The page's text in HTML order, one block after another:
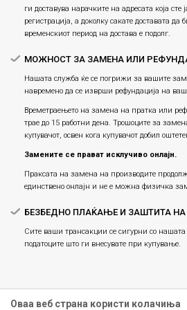
ги доставува нарачките на адресата која сте
регистрација, а доколку сакате доставата да
временскиот период на достава е подолг.
МОЖНОСТ ЗА ЗАМЕНА ИЛИ
Нашата служба ќе се погрижи за вашите
навремено да се изврши рефундација на
Времетраењето на замена на пратка или
трае до 15 работни дена. Трошоците за
купувачот, освен кога купувачот добил
Замените се прават исклучиво онлајн.
Праксата на замена на производите
единствено онлајн и не е можна физичка
БЕЗБЕДНО ПЛАЌАЊЕ И ЗАШТИТА
Сите ваши трансакции се сигурни со
податоците што ги внесувате при купување.
Оваа веб страна користи колачиња